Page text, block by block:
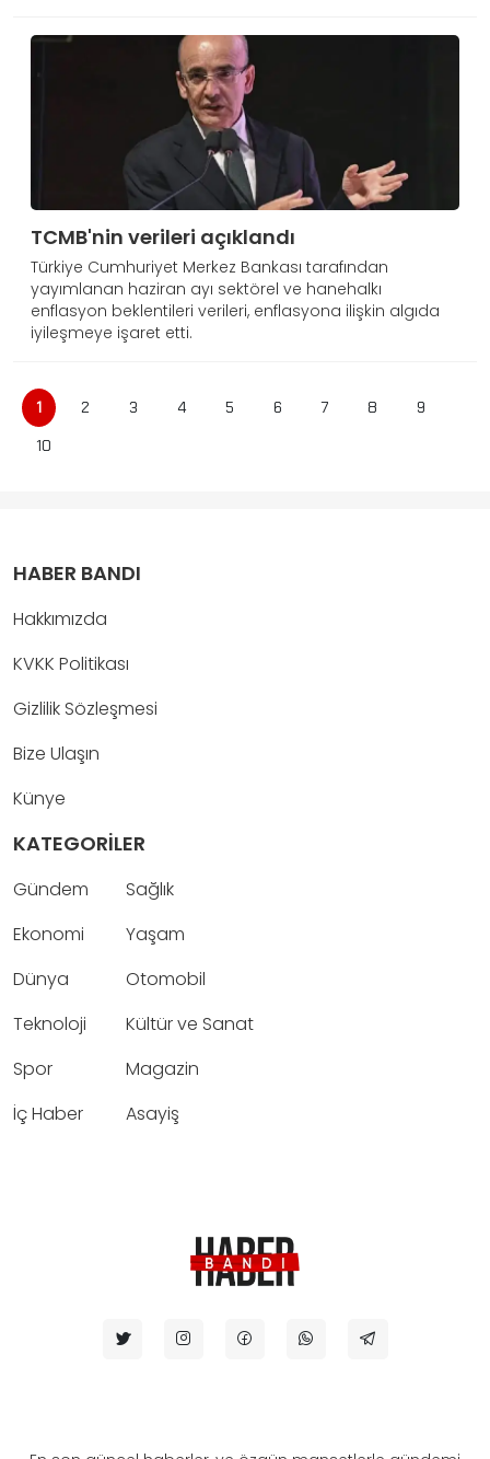
TCMB'nin verileri açıklandı
Türkiye Cumhuriyet Merkez Bankası tarafından
yayımlanan haziran ayı sektörel ve hanehalkı
enflasyon beklentileri verileri, enflasyona ilişkin algıda
iyileşmeye işaret etti.
1 2 3 4 5 6 7 8
9
10
HABER BANDI
Hakkımızda
KVKK Politikası
Gizlilik Sözleşmesi
Bize Ulaşın
Künye
KATEGORİLER
Gündem
Ekonomi
Dünya
Teknoloji
Spor
İç Haber
Sağlık
Yaşam
Otomobil
Kültür ve Sanat
Magazin
Asayiş